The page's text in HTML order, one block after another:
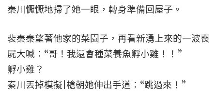
秦川懨懨地掃了她一眼，轉身準備回屋子。
裴秦秦望著他家的菜園子，再看新湧上來的一波喪
屍大喊：“哥！我還會種菜養魚孵小雞！！”
孵小雞？
秦川丟掉模擬|槍朝她伸出手道：“跳過來！”